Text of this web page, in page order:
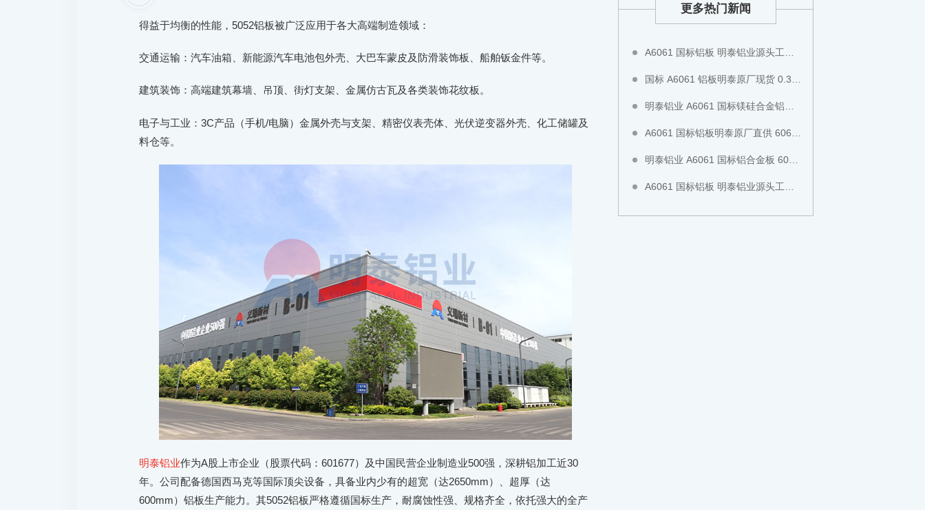
得益于均衡的性能，5052铝板被广泛应用于各大高端制造领域：
交通运输：汽车油箱、新能源汽车电池包外壳、大巴车蒙皮及防滑装饰板、船舶钣金件等。
建筑装饰：高端建筑幕墙、吊顶、街灯支架、金属仿古瓦及各类装饰花纹板。
电子与工业：3C产品（手机/电脑）金属外壳与支架、精密仪表壳体、光伏逆变器外壳、化工储罐及
料仓等。
明泰铝业作为A股上市企业（股票代码：601677）及中国民营企业制造业500强，深耕铝加工近30
年。公司配备德国西马克等国际顶尖设备，具备业内少有的超宽（达2650mm）、超厚（达
600mm）铝板生产能力。其5052铝板严格遵循国标生产，耐腐蚀性强、规格齐全，依托强大的全产
更多热门新闻
A6061 国标铝板 明泰铝业源头工厂无中间商 6061-T6 硬质铝板可切割铣面全国现货直发
国标 A6061 铝板明泰原厂现货 0.3-200mm 厚薄板齐全 阳极氧化专用铝板全国直发
明泰铝业 A6061 国标镁硅合金铝板 平整度高不易变形 工装检具专用全国现货直发
A6061 国标铝板明泰原厂直供 6061 薄板厚板齐全 新能源设备专用铝板全国现货直发
明泰铝业 A6061 国标铝合金板 6061-T651 预拉伸铝板 工业结构板全国现货切割直发
A6061 国标铝板 明泰铝业源头工厂 6061-T6 铝板 CNC 模具加工中厚板全国现货直发可零切